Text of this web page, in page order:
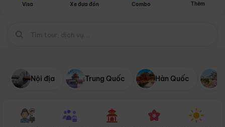
Visa Xe đưa đón Combo Thêm
Nội địa Trung Quốc Hàn Quốc